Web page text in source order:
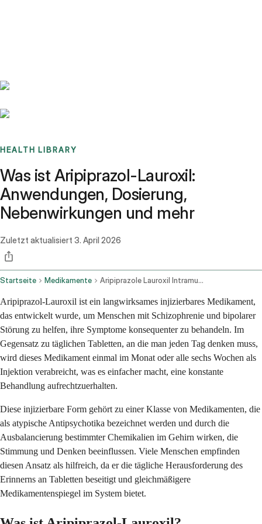
HEALTH LIBRARY
Was ist Aripiprazol-Lauroxil:
Anwendungen, Dosierung,
Nebenwirkungen und mehr
Zuletzt aktualisiert 3. April 2026
Startseite Medikamente Aripiprazole Lauroxil Intramuscular Route
Aripiprazol-Lauroxil ist ein langwirksames injizierbares Medikament,
das entwickelt wurde, um Menschen mit Schizophrenie und bipolarer
Störung zu helfen, ihre Symptome konsequenter zu behandeln. Im
Gegensatz zu täglichen Tabletten, an die man jeden Tag denken muss,
wird dieses Medikament einmal im Monat oder alle sechs Wochen als
Injektion verabreicht, was es einfacher macht, eine konstante
Behandlung aufrechtzuerhalten.
Diese injizierbare Form gehört zu einer Klasse von Medikamenten, die
als atypische Antipsychotika bezeichnet werden und durch die
Ausbalancierung bestimmter Chemikalien im Gehirn wirken, die
Stimmung und Denken beeinflussen. Viele Menschen empfinden
diesen Ansatz als hilfreich, da er die tägliche Herausforderung des
Erinnerns an Tabletten beseitigt und gleichmäßigere
Medikamentenspiegel im System bietet.